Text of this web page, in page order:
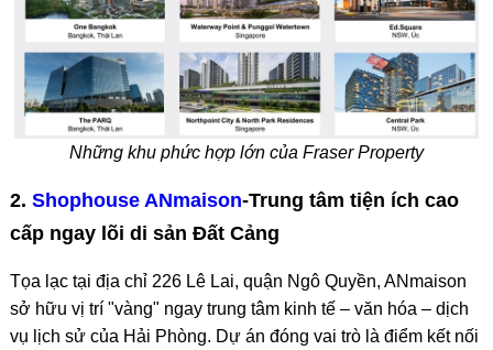
Những khu phức hợp lớn của Fraser Property
cấp ngay lõi di sản Đất Cảng
sở hữu vị trí "vàng" ngay trung tâm kinh tế – văn hóa – dịch
vụ lịch sử của Hải Phòng. Dự án đóng vai trò là điểm kết nối
duy nhất giữa những giá trị cổ xưa và sự phát triển hiện đại